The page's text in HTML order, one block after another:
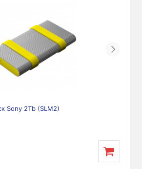
Next
Sony 2Tb (SLM2)